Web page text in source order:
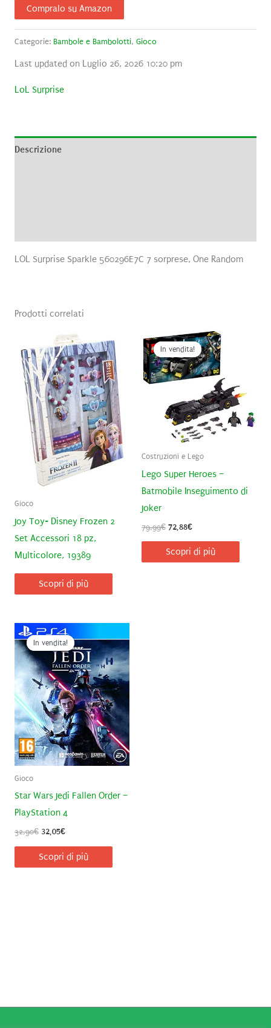
Compralo su Amazon
Categorie: Bambole e Bambolotti, Gioco
Last updated on Luglio 26, 2026 10:20 pm
LoL Surprise
Descrizione
LOL Surprise Sparkle 560296E7C 7 sorprese, One Random
Prodotti correlati
Gioco
Joy Toy- Disney Frozen 2
Set Accessori 18 pz,
Multicolore, 19389
Scopri di più
In vendita!
In vendita!
Costruzioni e Lego
Lego Super Heroes –
Batmobile Inseguimento di
Joker
79,99€ Il
originale
72,88€Il
attuale
Scopri di più
In vendita!
In vendita!
Gioco
Star Wars Jedi Fallen Order –
PlayStation 4
32,90€ Il
originale
32,05€Il
attuale
Scopri di più